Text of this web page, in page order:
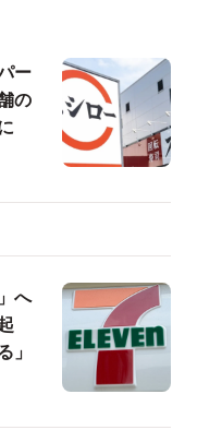
ー
の
へ
」